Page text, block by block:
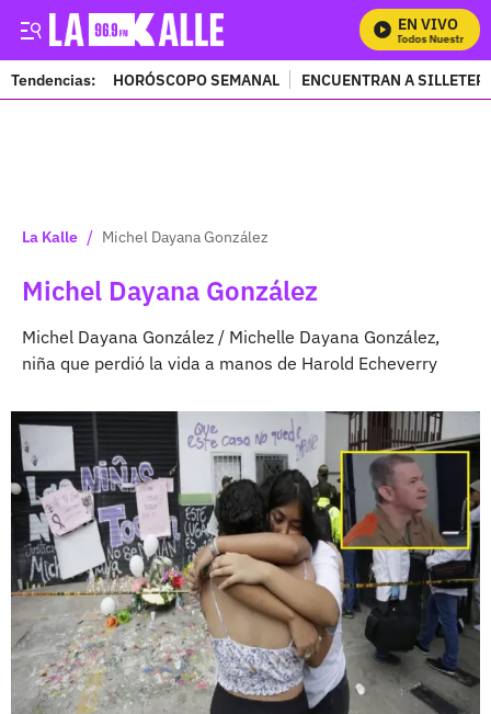
EN VIVO
Mira Todos Nuestros
Tendencias: HORÓSCOPO SEMANAL ENCUENTRAN A
La Kalle / Michel Dayana González
Michel Dayana González
Michel Dayana González / Michelle Dayana González,
niña que perdió la vida a manos de Harold Echeverry